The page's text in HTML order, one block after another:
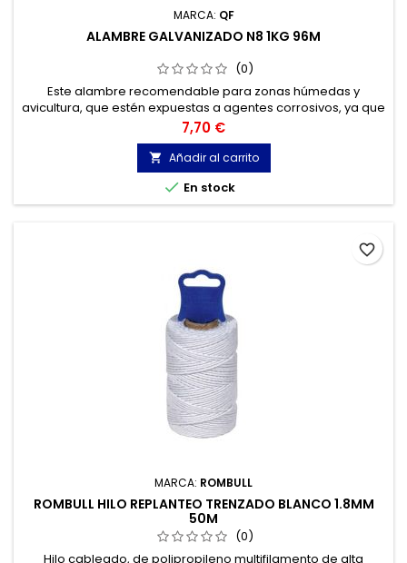
MARCA: QF
ALAMBRE GALVANIZADO N8 1KG 96M
(0)
Este alambre recomendable para zonas húmedas y
avicultura, que estén expuestas a agentes corrosivos, ya que
es resistente a la corrosión. Es muy fácil de manejar y su
ductilidad permite un fácil amarre.
Precio
7,70 €
 Añadir al carrito
 En stock
MARCA: ROMBULL
ROMBULL HILO REPLANTEO TRENZADO BLANCO 1.8MM
50M
(0)
Hilo cableado, de polipropileno multifilamento de alta
favorite_border